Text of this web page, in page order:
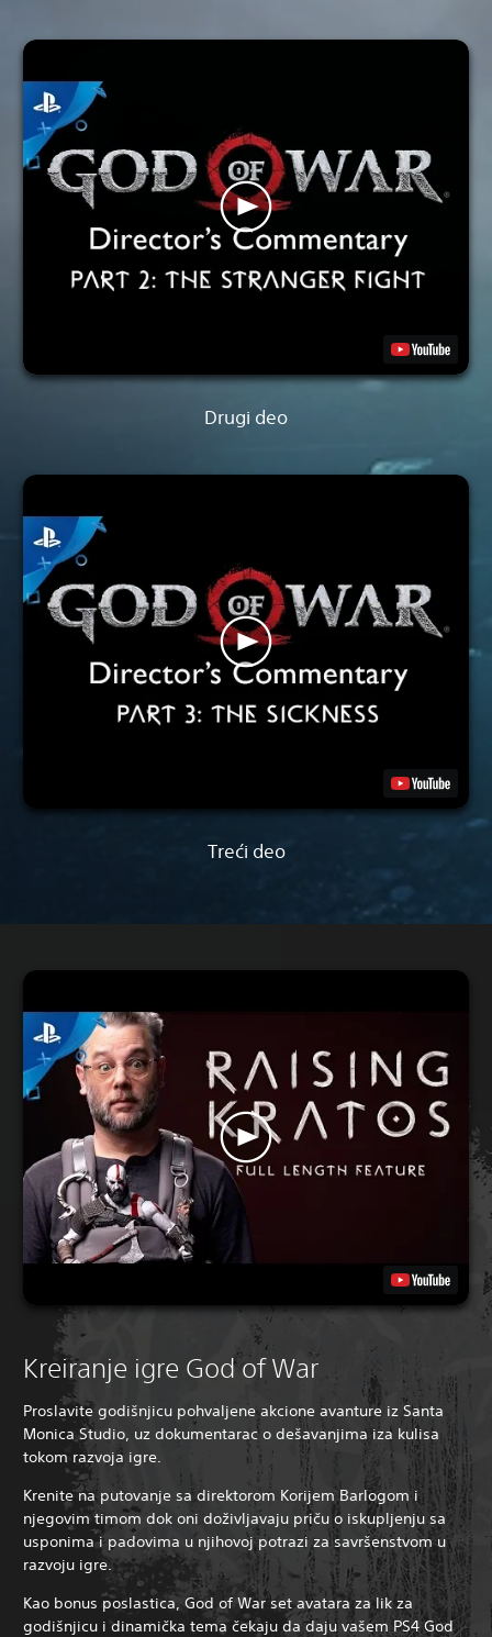
Drugi deo
Treći deo
Kreiranje igre God of War
Proslavite godišnjicu pohvaljene akcione avanture iz Santa
Monica Studio, uz dokumentarac o dešavanjima iza kulisa
tokom razvoja igre.
Krenite na putovanje sa direktorom Korijem Barlogom i
njegovim timom dok oni doživljavaju priču o iskupljenju sa
usponima i padovima u njihovoj potrazi za savršenstvom u
razvoju igre.
Kao bonus poslastica, God of War set avatara za lik za
godišnjicu i dinamička tema čekaju da daju vašem PS4 God